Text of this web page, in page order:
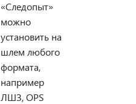
«Следопыт»
можно
установить на
шлем любого
формата,
например
ЛШЗ, OPS